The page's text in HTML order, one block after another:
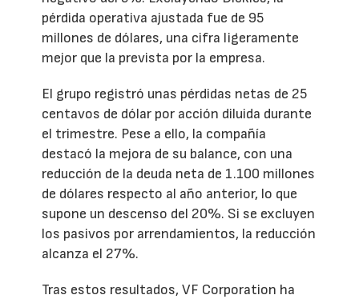
pérdida operativa ajustada fue de 95
millones de dólares, una cifra ligeramente
mejor que la prevista por la empresa.
El grupo registró unas pérdidas netas de 25
centavos de dólar por acción diluida durante
el trimestre. Pese a ello, la compañía
destacó la mejora de su balance, con una
reducción de la deuda neta de 1.100 millones
de dólares respecto al año anterior, lo que
supone un descenso del 20%. Si se excluyen
los pasivos por arrendamientos, la reducción
alcanza el 27%.
Tras estos resultados, VF Corporation ha